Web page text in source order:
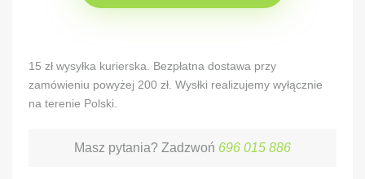
15 zł wysyłka kurierska. Bezpłatna dostawa przy
zamówieniu powyżej 200 zł. Wysłki realizujemy wyłącznie
na terenie Polski.
Masz pytania? Zadzwoń 696 015 886